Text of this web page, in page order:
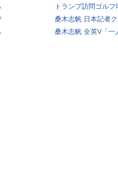
トランプ訪問ゴル
桑木志帆 日本記者
桑木志帆 全英V「一